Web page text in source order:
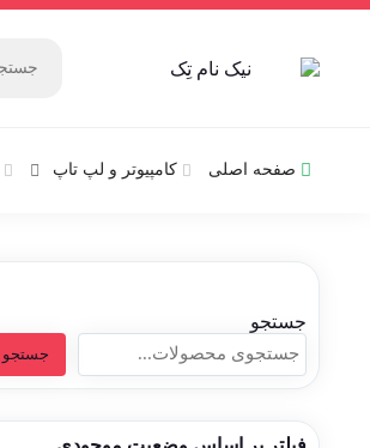
صفحه اصلی کامپیوتر و‌‌‌‌‌ لپ تاپ
جستجو
جستجو